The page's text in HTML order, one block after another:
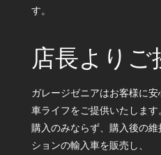
す。
店長よりご
ガレージゼニアはお客様に
車ライフをご提供いたします。
購入のみならず、購入後の
ションの輸入車を販売し、